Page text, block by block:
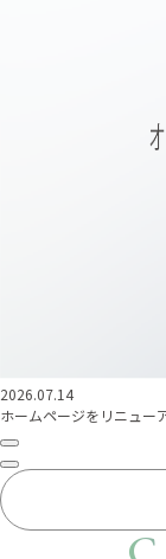
2026.07.14
ホームページをリニュー